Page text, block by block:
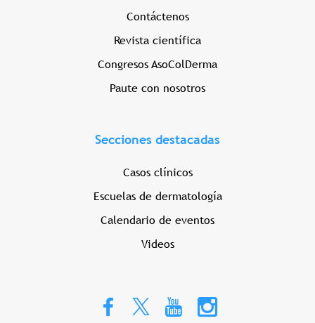
Contáctenos
Revista científica
Congresos AsoColDerma
Paute con nosotros
Secciones destacadas
Casos clínicos
Escuelas de dermatología
Calendario de eventos
Videos